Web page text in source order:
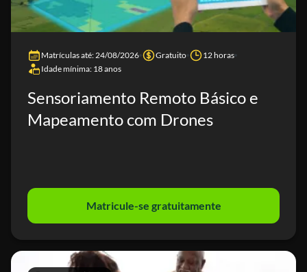
Matrículas até: 24/08/2026 Gratuito
12 horas
Idade mínima: 18 anos
Sensoriamento Remoto Básico e
Mapeamento com Drones
Matricule-se gratuitamente